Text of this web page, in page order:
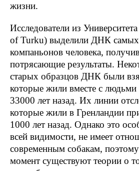
жизни.
Исследователи из
of Turku) выделили ДНК самых
компаньонов человека,
потрясающие результаты.
старых образцов ДНК были
которые жили вместе с людьми
33000 лет назад. Их линии
которые жили в Гренландии
1000 лет назад. Однако это
всей видимости, не имеет
современным собакам,
момент существуют теории о